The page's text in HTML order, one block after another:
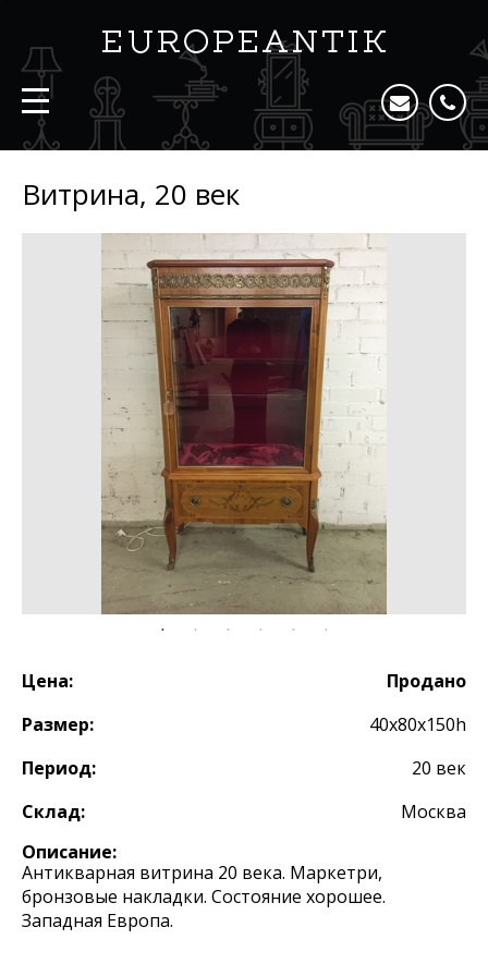
Витрина, 20 век
Цена:
Продано
Размер:
40х80х150h
Период:
20 век
Склад:
Москва
Описание:
Антикварная витрина 20 века. Маркетри,
бронзовые накладки. Состояние хорошее.
Западная Европа.